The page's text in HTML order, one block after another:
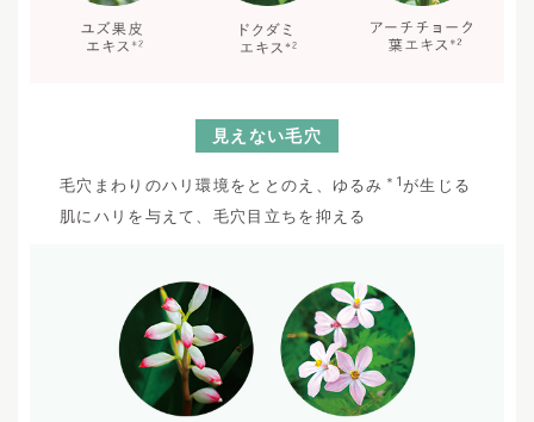
見えない毛穴
毛穴まわりのハリ環境をととのえ、ゆるみ ＊1 が生じる
肌にハリを与えて、毛穴目立ちを抑える